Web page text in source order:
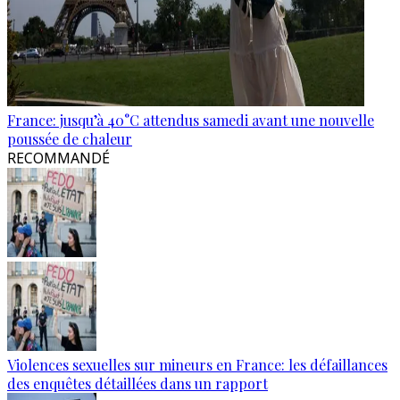
France: jusqu’à 40°C attendus samedi avant une nouvelle
poussée de chaleur
RECOMMANDÉ
Violences sexuelles sur mineurs en France: les défaillances
des enquêtes détaillées dans un rapport